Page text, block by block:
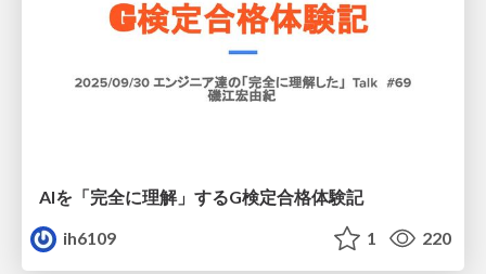
AIを「完全に理解」するG検定合格体験記
ih6109
1 220